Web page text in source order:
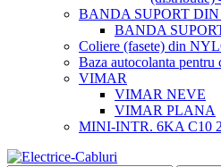
BANDA SUPORT
BANDA
Coliere (fasete) din
Baza autocolanta pentru
VIMAR
VIMAR NEVE
VIMAR PLANA
MINI-INTR. 6KA C10